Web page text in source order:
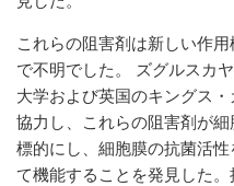
これらの阻害剤は新しい作
で不明でした。 ズグルスカ
大学および英国のキングス
協力し、これらの阻害剤が
標的にし、細胞膜の抗菌活
て機能することを発見した